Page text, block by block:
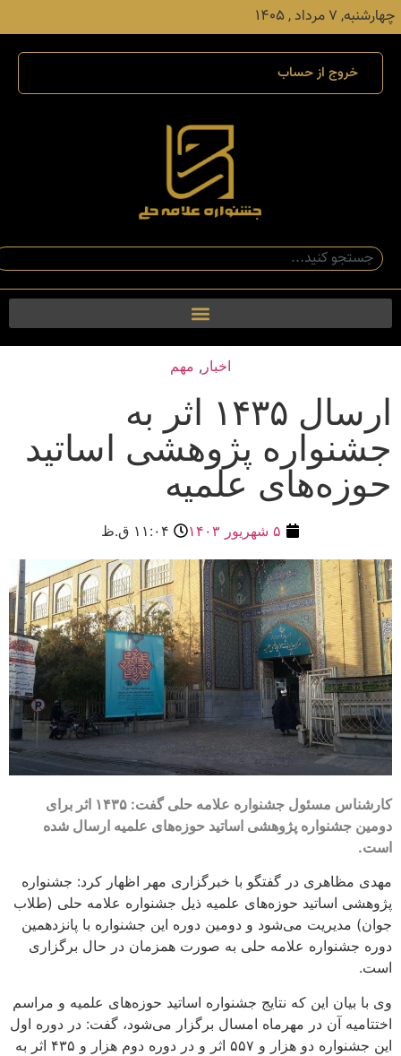
چهارشنبه, ۷ مرداد , ۱۴۰۵
خروج از حساب
اخبار,مهم
ارسال ۱۴۳۵ اثر به
جشنواره پژوهشی اساتید
حوزه‌های علمیه
۵ شهریور ۱۴۰۳ ۱۱:۰۴ ق.ظ
کارشناس مسئول جشنواره علامه حلی گفت: ۱۴۳۵ اثر برای
دومین جشنواره پژوهشی اساتید حوزه‌های علمیه ارسال شده
است.
مهدی مظاهری در گفتگو با خبرگزاری مهر اظهار کرد: جشنواره
پژوهشی اساتید حوزه‌های علمیه ذیل جشنواره علامه حلی (طلاب
جوان) مدیریت می‌شود و دومین دوره این جشنواره با پانزدهمین
دوره جشنواره علامه حلی به صورت همزمان در حال برگزاری
است.
وی با بیان این که نتایج جشنواره اساتید حوزه‌های علمیه و مراسم
اختتامیه آن در مهرماه امسال برگزار می‌شود، گفت: در دوره اول
این جشنواره دو هزار و ۵۵۷ اثر و در دوره دوم هزار و ۴۳۵ اثر به